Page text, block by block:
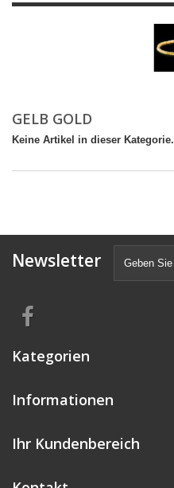
GELB GOLD
Keine Artikel in dieser Kategorie.
Newsletter
Kategorien
Informationen
Ihr Kundenbereich